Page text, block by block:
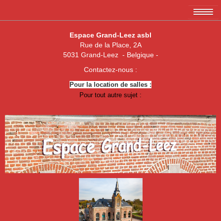
L'association EGL asbl
Amicale des 3 x 20
Association "Un enfant, une vie"
Royal Football Club Grand-Leez
Les pêcheurs réunis
Club des Jeunes de Grand-Leez
Nouvelle jeune paume Grand-Leez
Espace Grand-Leez asbl
Rue de la Place, 2A
5031 Grand-Leez - Belgique -
Contactez-nous :
Pour la location de salles :
Pour tout autre sujet :